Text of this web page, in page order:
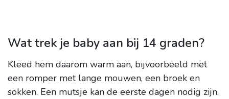
Wat trek je baby aan bij 14 graden?
Kleed hem daarom warm aan, bijvoorbeeld met
een romper met lange mouwen, een broek en
sokken. Een mutsje kan de eerste dagen nodig zijn,